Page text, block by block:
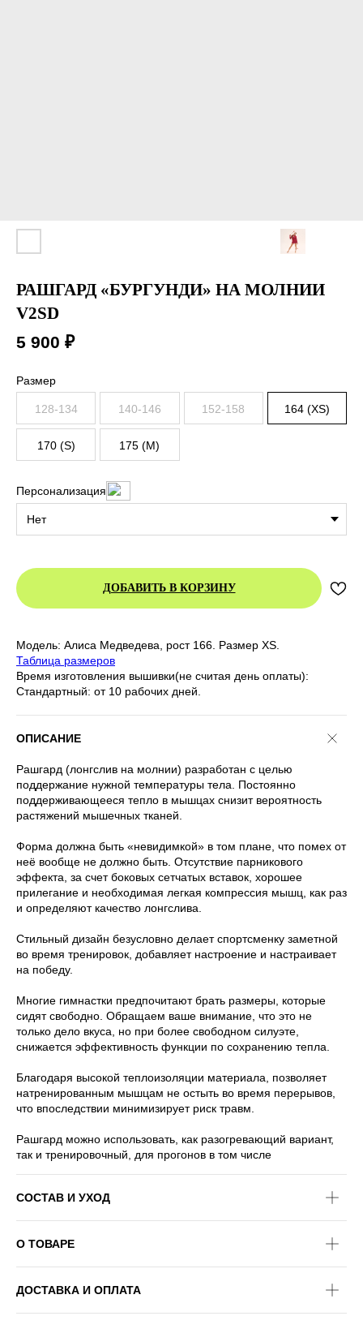
РАШГАРД «БУРГУНДИ» НА МОЛНИИ
V2SD
5 900 ₽
Размер
128-134 140-146 152-158 164 (XS)
170 (S) 175 (M)
Персонализация
ДОБАВИТЬ В КОРЗИНУ
Модель: Алиса Медведева, рост 166. Размер XS.
Таблица размеров
Время изготовления вышивки(не считая день оплаты):
Стандартный: от 10 рабочих дней.
ОПИСАНИЕ
Рашгард (лонгслив на молнии) разработан с целью
поддержание нужной температуры тела. Постоянно
поддерживающееся тепло в мышцах снизит вероятность
растяжений мышечных тканей.
Форма должна быть «невидимкой» в том плане, что помех от
неё вообще не должно быть. Отсутствие парникового
эффекта, за счет боковых сетчатых вставок, хорошее
прилегание и необходимая легкая компрессия мышц, как раз
и определяют качество лонгслива.
Стильный дизайн безусловно делает спортсменку заметной
во время тренировок, добавляет настроение и настраивает
на победу.
Многие гимнастки предпочитают брать размеры, которые
сидят свободно. Обращаем ваше внимание, что это не
только дело вкуса, но при более свободном силуэте,
снижается эффективность функции по сохранению тепла.
Благодаря высокой теплоизоляции материала, позволяет
натренированным мышцам не остыть во время перерывов,
что впоследствии минимизирует риск травм.
Рашгард можно использовать, как разогревающий вариант,
так и тренировочный, для прогонов в том числе
СОСТАВ И УХОД
О ТОВАРЕ
ДОСТАВКА И ОПЛАТА